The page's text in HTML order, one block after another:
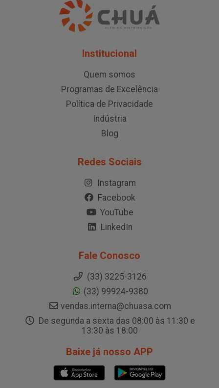
Institucional
Quem somos
Programas de Excelência
Política de Privacidade
Indústria
Blog
Redes Sociais
Instagram
Facebook
YouTube
LinkedIn
Fale Conosco
(33) 3225-3126
(33) 99924-9380
vendas.interna@chuasa.com
De segunda a sexta das 08:00 às 11:30 e
13:30 às 18:00
Baixe já nosso APP